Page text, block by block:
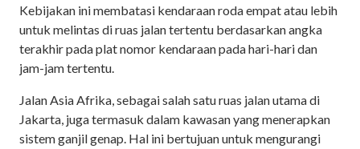
Kebijakan ini membatasi kendaraan roda empat atau lebih
untuk melintas di ruas jalan tertentu berdasarkan angka
terakhir pada plat nomor kendaraan pada hari-hari dan
jam-jam tertentu.
Jalan Asia Afrika, sebagai salah satu ruas jalan utama di
Jakarta, juga termasuk dalam kawasan yang menerapkan
sistem ganjil genap. Hal ini bertujuan untuk mengurangi